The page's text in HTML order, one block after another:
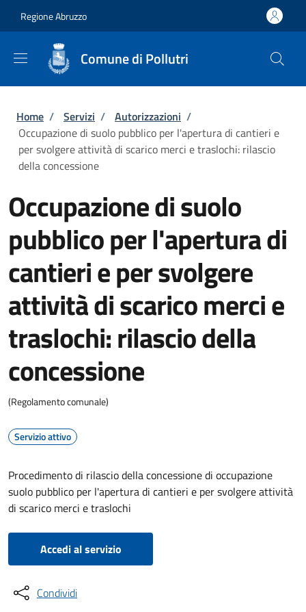
Regione Abruzzo
Comune di Pollutri
Briciole di pane
Home / Servizi / Autorizzazioni /
Occupazione di suolo pubblico per l'apertura di cantieri e
per svolgere attività di scarico merci e traslochi: rilascio
della concessione
Occupazione di suolo
pubblico per l'apertura di
cantieri e per svolgere
attività di scarico merci e
traslochi: rilascio della
concessione
(Regolamento comunale)
Servizio attivo
Procedimento di rilascio della concessione di occupazione
suolo pubblico per l'apertura di cantieri e per svolgere attività
di scarico merci e traslochi
Accedi al servizio
Condividi